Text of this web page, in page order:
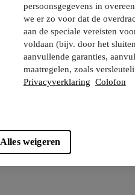
persoonsgegevens in
we er zo voor dat de
aan de speciale vereisten
voldaan (bijv. door het
aanvullende garanties,
maatregelen, zoals
Privacyverklaring Colofon
Alles weigeren